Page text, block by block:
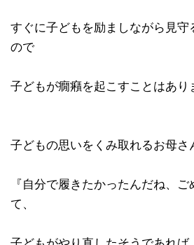
すぐに子どもを励ましながら見守
ので
子どもが癇癪を起こすことはあり
子どもの思いをくみ取れるお母さ
『自分で履きたかったんだね、
て、